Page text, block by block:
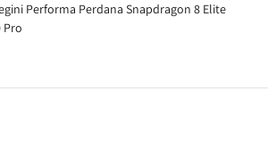
Performa Perdana Snapdragon 8 Elite
Pro